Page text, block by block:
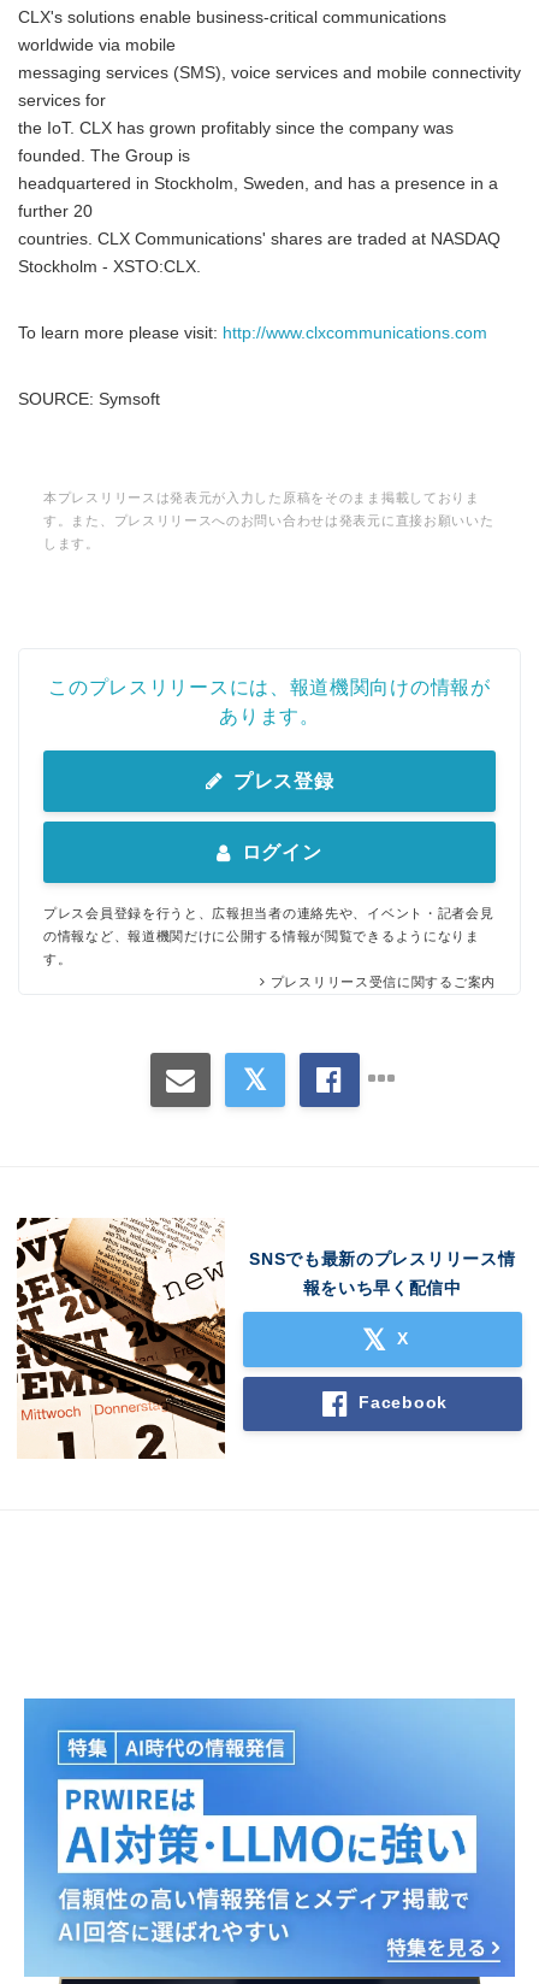
CLX's solutions enable business-critical communications
worldwide via mobile
messaging services (SMS), voice services and mobile connectivity
services for
the IoT. CLX has grown profitably since the company was
founded. The Group is
headquartered in Stockholm, Sweden, and has a presence in a
further 20
countries. CLX Communications' shares are traded at NASDAQ
Stockholm - XSTO:CLX.
To learn more please visit: http://www.clxcommunications.com
SOURCE: Symsoft
本プレスリリースは発表元が入力した原稿をそのまま掲載しておりま
す。また、プレスリリースへのお問い合わせは発表元に直接お願いいた
します。
このプレスリリースには、報道機関向けの情報が
あります。
プレス登録
ログイン
プレス会員登録を行うと、広報担当者の連絡先や、イベント・記者会見
の情報など、報道機関だけに公開する情報が閲覧できるようになりま
す。
プレスリリース受信に関するご案内
SNSでも最新のプレスリリース情
報をいち早く配信中
X
Facebook
English